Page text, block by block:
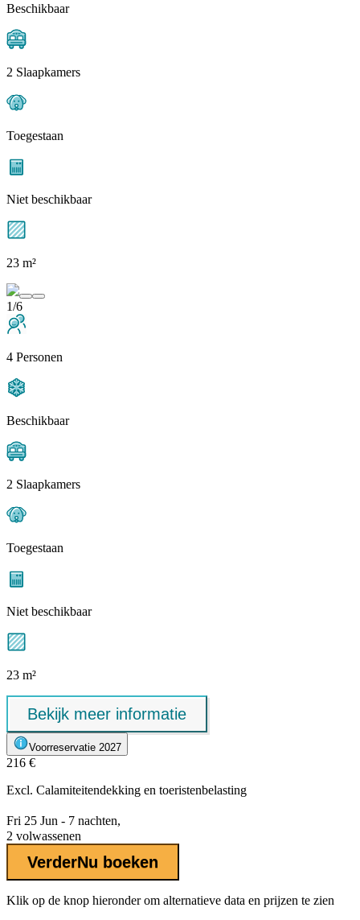
Beschikbaar
2 Slaapkamers
Toegestaan
Niet beschikbaar
23 m²
1/6
4 Personen
Beschikbaar
2 Slaapkamers
Toegestaan
Niet beschikbaar
23 m²
Bekijk meer informatie
Voorreservatie 2027
216 €
Excl. Calamiteitendekking en toeristenbelasting
Fri 25 Jun - 7 nachten,
2 volwassenen
VerderNu boeken
Klik op de knop hieronder om alternatieve data en prijzen te zien